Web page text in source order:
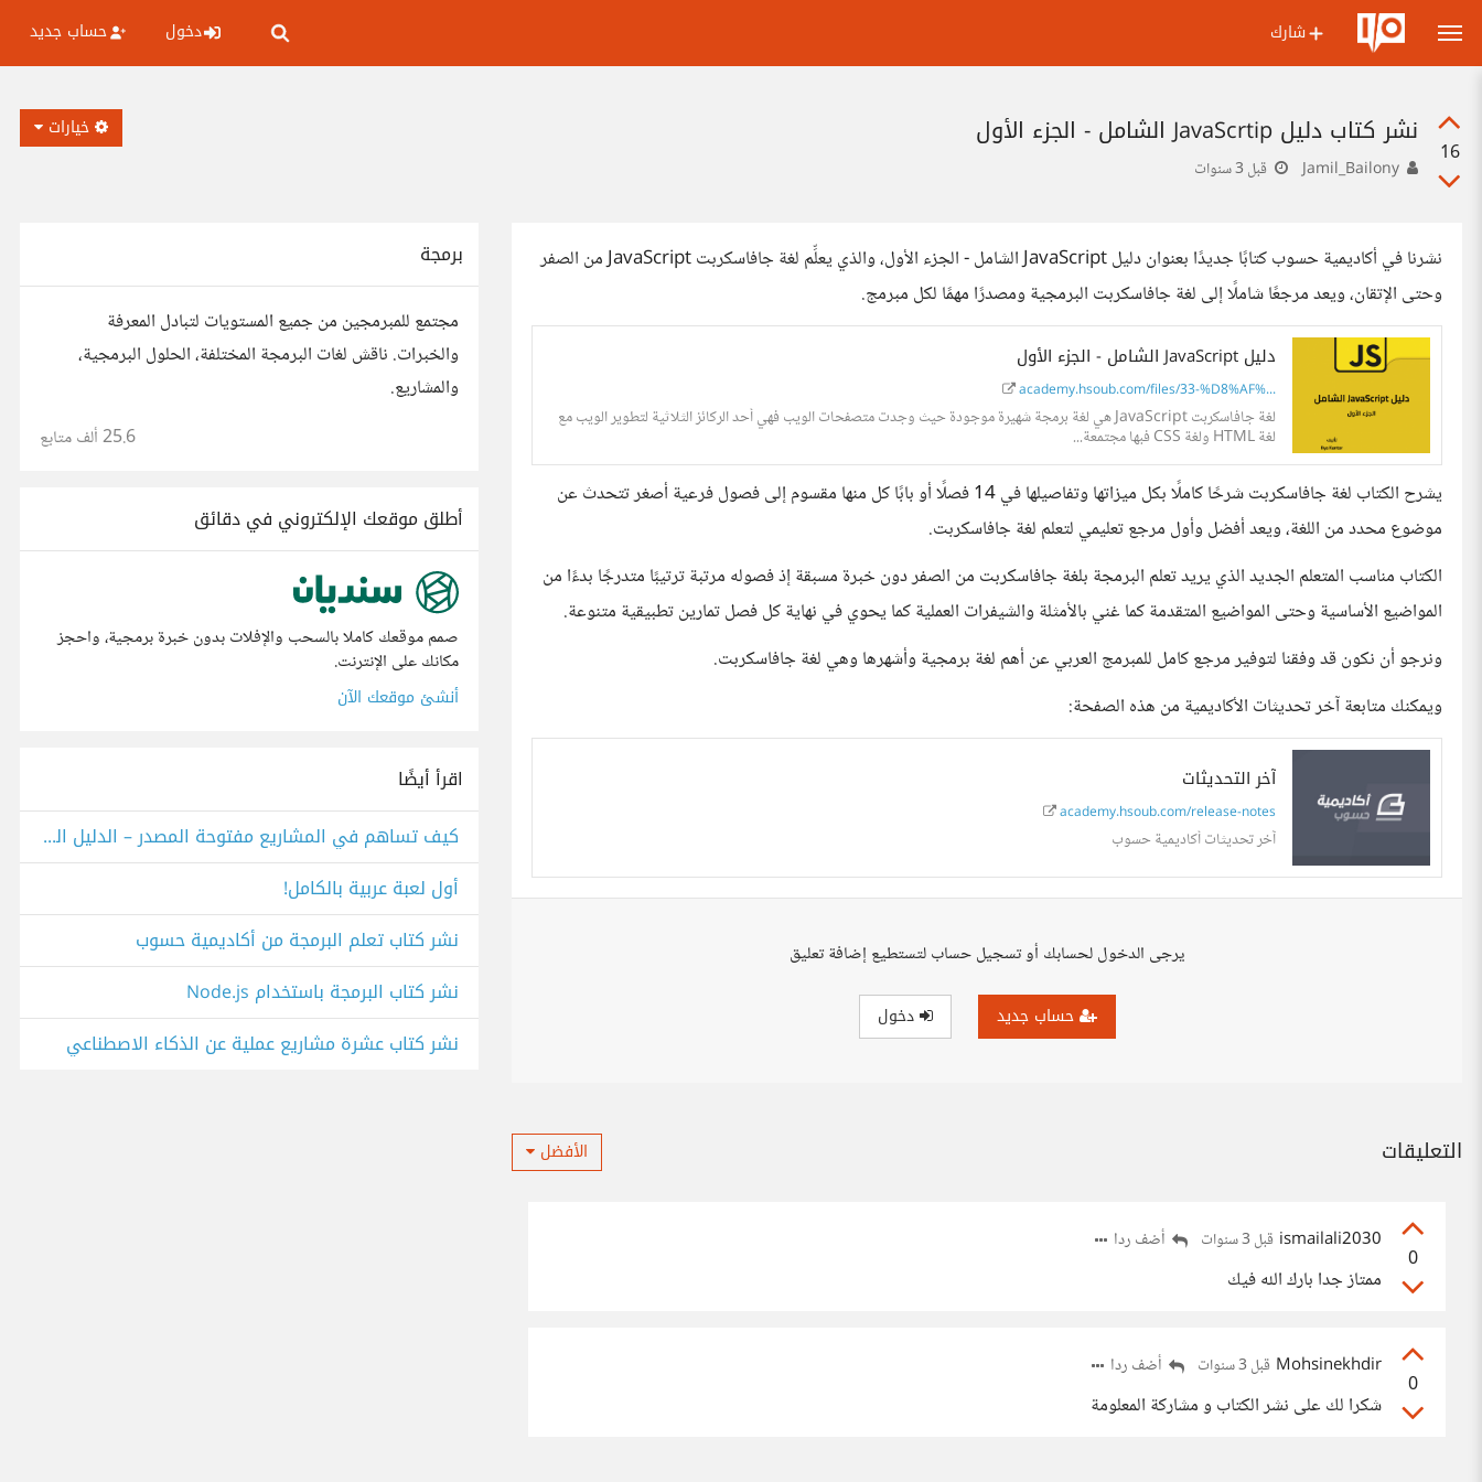
شارك دخول حساب جديد
16
نشر كتاب دليل JavaScrtip الشامل - الجزء الأول
قبل 3 سنوات
خيارات
نشرنا في أكاديمية حسوب كتابًا جديدًا بعنوان دليل JavaScript الشامل - الجزء الأول، والذي يعلِّم لغة جافاسكربت JavaScript من الصفر
وحتى الإتقان، ويعد مرجعًا شاملًا إلى لغة جافاسكربت البرمجية ومصدرًا مهمًا لكل مبرمج.
دليل JavaScript الشامل - الجزء الأول
academy.hsoub.com/files/33-%D8%AF%...
لغة جافاسكربت JavaScript هي لغة برمجة شهيرة موجودة حيث وجدت متصفحات الويب فهي أحد الركائز الثلاثية لتطوير الويب مع
لغة HTML ولغة CSS فبها مجتمعة...
يشرح الكتاب لغة جافاسكربت شرحًا كاملًا بكل ميزاتها وتفاصيلها في 14 فصلًا أو بابًا كل منها مقسوم إلى فصول فرعية أصغر تتحدث عن
موضوع محدد من اللغة، ويعد أفضل وأول مرجع تعليمي لتعلم لغة جافاسكربت.
الكتاب مناسب المتعلم الجديد الذي يريد تعلم البرمجة بلغة جافاسكربت من الصفر دون خبرة مسبقة إذ فصوله مرتبة ترتيبًا متدرجًا بدءًا من
المواضيع الأساسية وحتى المواضيع المتقدمة كما غني بالأمثلة والشيفرات العملية كما يحوي في نهاية كل فصل تمارين تطبيقية متنوعة.
ونرجو أن نكون قد وفقنا لتوفير مرجع كامل للمبرمج العربي عن أهم لغة برمجية وأشهرها وهي لغة جافاسكربت.
ويمكنك متابعة آخر تحديثات الأكاديمية من هذه الصفحة:
آخر التحديثات
academy.hsoub.com/release-notes
آخر تحديثات أكاديمية حسوب
يرجى الدخول لحسابك أو تسجيل حساب لتستطيع إضافة تعليق
حساب جديد دخول
التعليقات الأفضل
0
ismailali2030 قبل 3 سنوات أضف ردا
ممتاز جدا بارك الله فيك
0
Mohsinekhdir قبل 3 سنوات أضف ردا
شكرا لك على نشر الكتاب و مشاركة المعلومة
برمجة
مجتمع للمبرمجين من جميع المستويات لتبادل المعرفة
والخبرات. ناقش لغات البرمجة المختلفة، الحلول البرمجية،
والمشاريع.
25.6 ألف متابع
أطلق موقعك الإلكتروني في دقائق
صمم موقعك كاملا بالسحب والإفلات بدون خبرة برمجية، واحجز
مكانك على الإنترنت.
أنشئ موقعك الآن
اقرأ أيضًا
كيف تساهم في المشاريع مفتوحة المصدر – الدليل الشامل للمبتدئين باللغة العربية
أول لعبة عربية بالكامل!
نشر كتاب تعلم البرمجة من أكاديمية حسوب
نشر كتاب البرمجة باستخدام Node.js
نشر كتاب عشرة مشاريع عملية عن الذكاء الاصطناعي